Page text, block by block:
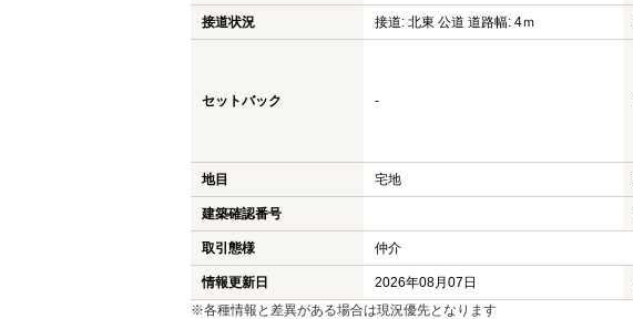
接道状況 接道: 北東 公道 道路幅: 4ｍ
セットバック -
地目 宅地
建築確認番号
取引態様 仲介
情報更新日 2026年08月07日
※各種情報と差異がある場合は現況優先となります